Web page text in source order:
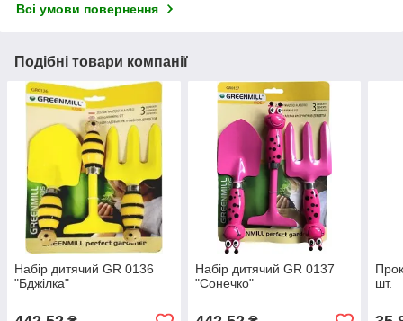
Всі умови повернення
Подібні товари компанії
Набір дитячий GR 0136
"Бджілка"
Набір дитячий GR 0137
"Сонечко"
шт.